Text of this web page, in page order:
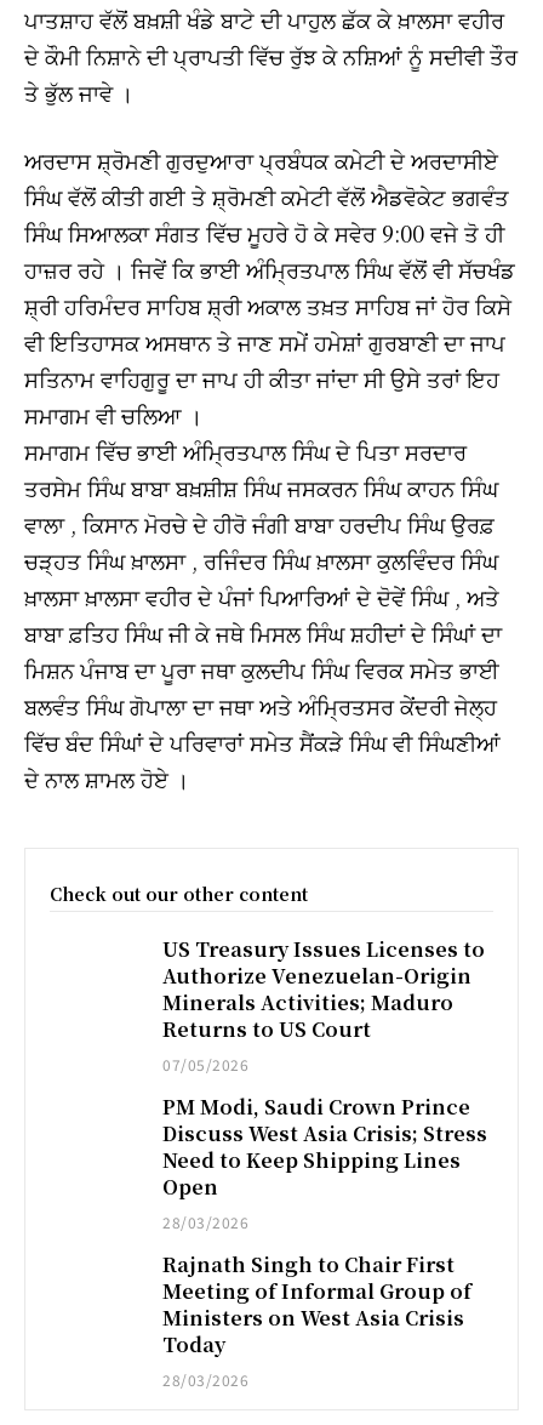
ਪਾਤਸ਼ਾਹ ਵੱਲੋਂ ਬਖ਼ਸ਼ੀ ਖੰਡੇ ਬਾਟੇ ਦੀ ਪਾਹੁਲ ਛੱਕ ਕੇ ਖ਼ਾਲਸਾ ਵਹੀਰ
ਦੇ ਕੌਮੀ ਨਿਸ਼ਾਨੇ ਦੀ ਪ੍ਰਾਪਤੀ ਵਿੱਚ ਰੁੱਝ ਕੇ ਨਸ਼ਿਆਂ ਨੂੰ ਸਦੀਵੀ ਤੌਰ
ਤੇ ਭੁੱਲ ਜਾਵੇ ।
ਅਰਦਾਸ ਸ਼੍ਰੋਮਣੀ ਗੁਰਦੁਆਰਾ ਪ੍ਰਬੰਧਕ ਕਮੇਟੀ ਦੇ ਅਰਦਾਸੀਏ
ਸਿੰਘ ਵੱਲੋਂ ਕੀਤੀ ਗਈ ਤੇ ਸ਼੍ਰੋਮਣੀ ਕਮੇਟੀ ਵੱਲੋਂ ਐਡਵੋਕੇਟ ਭਗਵੰਤ
ਸਿੰਘ ਸਿਆਲਕਾ ਸੰਗਤ ਵਿੱਚ ਮੂਹਰੇ ਹੋ ਕੇ ਸਵੇਰ 9:00 ਵਜੇ ਤੋ ਹੀ
ਹਾਜ਼ਰ ਰਹੇ । ਜਿਵੇਂ ਕਿ ਭਾਈ ਅੰਮ੍ਰਿਤਪਾਲ ਸਿੰਘ ਵੱਲੋਂ ਵੀ ਸੱਚਖੰਡ
ਸ਼੍ਰੀ ਹਰਿਮੰਦਰ ਸਾਹਿਬ ਸ਼੍ਰੀ ਅਕਾਲ ਤਖ਼ਤ ਸਾਹਿਬ ਜਾਂ ਹੋਰ ਕਿਸੇ
ਵੀ ਇਤਿਹਾਸਕ ਅਸਥਾਨ ਤੇ ਜਾਣ ਸਮੇਂ ਹਮੇਸ਼ਾਂ ਗੁਰਬਾਣੀ ਦਾ ਜਾਪ
ਸਤਿਨਾਮ ਵਾਹਿਗੁਰੂ ਦਾ ਜਾਪ ਹੀ ਕੀਤਾ ਜਾਂਦਾ ਸੀ ਉਸੇ ਤਰਾਂ ਇਹ
ਸਮਾਗਮ ਵੀ ਚਲਿਆ ।
ਸਮਾਗਮ ਵਿੱਚ ਭਾਈ ਅੰਮ੍ਰਿਤਪਾਲ ਸਿੰਘ ਦੇ ਪਿਤਾ ਸਰਦਾਰ
ਤਰਸੇਮ ਸਿੰਘ ਬਾਬਾ ਬਖ਼ਸ਼ੀਸ਼ ਸਿੰਘ ਜਸਕਰਨ ਸਿੰਘ ਕਾਹਨ ਸਿੰਘ
ਵਾਲਾ , ਕਿਸਾਨ ਮੋਰਚੇ ਦੇ ਹੀਰੋ ਜੰਗੀ ਬਾਬਾ ਹਰਦੀਪ ਸਿੰਘ ਉਰਫ਼
ਚੜ੍ਹਤ ਸਿੰਘ ਖ਼ਾਲਸਾ , ਰਜਿੰਦਰ ਸਿੰਘ ਖ਼ਾਲਸਾ ਕੁਲਵਿੰਦਰ ਸਿੰਘ
ਖ਼ਾਲਸਾ ਖ਼ਾਲਸਾ ਵਹੀਰ ਦੇ ਪੰਜਾਂ ਪਿਆਰਿਆਂ ਦੇ ਦੋਵੇਂ ਸਿੰਘ , ਅਤੇ
ਬਾਬਾ ਫ਼ਤਿਹ ਸਿੰਘ ਜੀ ਕੇ ਜਥੇ ਮਿਸਲ ਸਿੰਘ ਸ਼ਹੀਦਾਂ ਦੇ ਸਿੰਘਾਂ ਦਾ
ਮਿਸ਼ਨ ਪੰਜਾਬ ਦਾ ਪੂਰਾ ਜਥਾ ਕੁਲਦੀਪ ਸਿੰਘ ਵਿਰਕ ਸਮੇਤ ਭਾਈ
ਬਲਵੰਤ ਸਿੰਘ ਗੋਪਾਲਾ ਦਾ ਜਥਾ ਅਤੇ ਅੰਮ੍ਰਿਤਸਰ ਕੇਂਦਰੀ ਜੇਲ੍ਹ
ਵਿੱਚ ਬੰਦ ਸਿੰਘਾਂ ਦੇ ਪਰਿਵਾਰਾਂ ਸਮੇਤ ਸੈਂਕੜੇ ਸਿੰਘ ਵੀ ਸਿੰਘਣੀਆਂ
ਦੇ ਨਾਲ ਸ਼ਾਮਲ ਹੋਏ ।
Check out our other content
US Treasury Issues Licenses to
Authorize Venezuelan-Origin
Minerals Activities; Maduro
Returns to US Court
07/05/2026
PM Modi, Saudi Crown Prince
Discuss West Asia Crisis; Stress
Need to Keep Shipping Lines
Open
28/03/2026
Rajnath Singh to Chair First
Meeting of Informal Group of
Ministers on West Asia Crisis
Today
28/03/2026